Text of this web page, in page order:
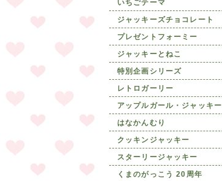
いちごテーマ
ジャッキーズチョコレート
プレゼントフォーミー
ジャッキーとねこ
特別企画シリーズ
レトロガーリー
アップルガール・ジャッキー
はなかんむり
クッキンジャッキー
スターリージャッキー
くまのがっこう 20周年